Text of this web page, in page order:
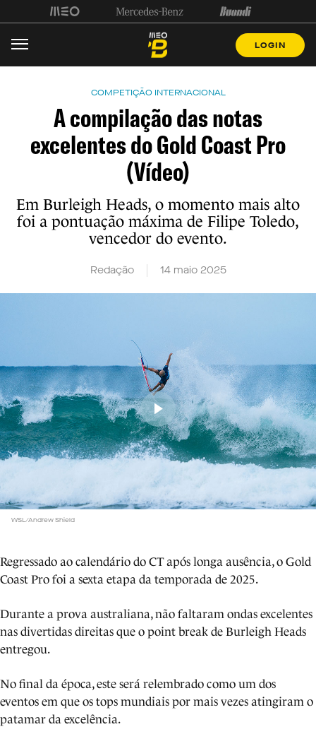
LOGIN
COMPETIÇÃO INTERNACIONAL
A compilação das notas
excelentes do Gold Coast Pro
(Vídeo)
Em Burleigh Heads, o momento mais alto
foi a pontuação máxima de Filipe Toledo,
vencedor do evento.
Redação 14 maio 2025
WSL/Andrew Shield
Regressado ao calendário do CT após longa ausência, o Gold
Coast Pro foi a sexta etapa da temporada de 2025.
Durante a prova australiana, não faltaram ondas excelentes
nas divertidas direitas que o point break de Burleigh Heads
entregou.
No final da época, este será relembrado como um dos
eventos em que os tops mundiais por mais vezes atingiram o
patamar da excelência.